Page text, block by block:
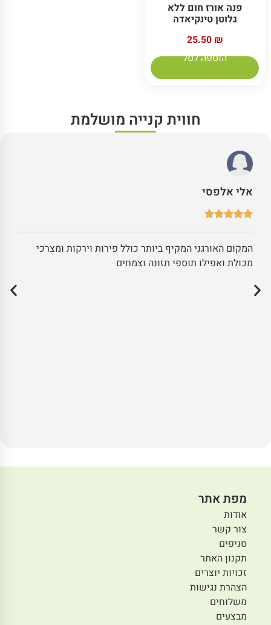
פנה אורז חום ללא
גלוטן טינקיאדה
25.50 ₪
הוספה לסל
חווית קנייה מושלמת
אלי אלפסי
המקום האורגני המקיף ביותר כולל פירות וירקות ומצרכי
מכולת ואפילו תוספי תזונה וצמחים
מפת אתר
אודות
צור קשר
סניפים
תקנון האתר
זכויות יוצרים
הצהרת נגישות
משלוחים
מבצעים